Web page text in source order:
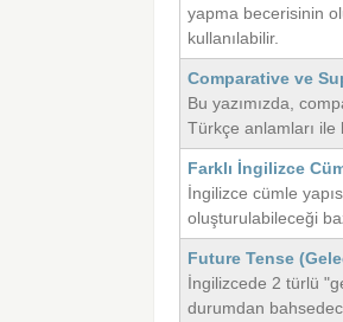
yapma becerisinin
kullanılabilir.
Comparative ve
Bu yazımızda,
Türkçe anlamları ile
Farklı İngilizce
İngilizce cümle
oluşturulabileceği
Future Tense
İngilizcede 2 türlü
durumdan